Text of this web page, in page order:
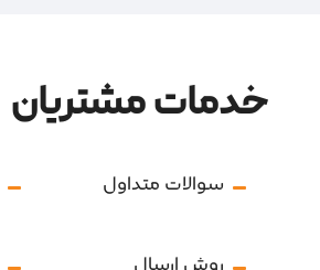
خدمات مشتریان
سوالات متداول